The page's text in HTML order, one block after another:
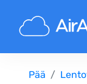
Pää